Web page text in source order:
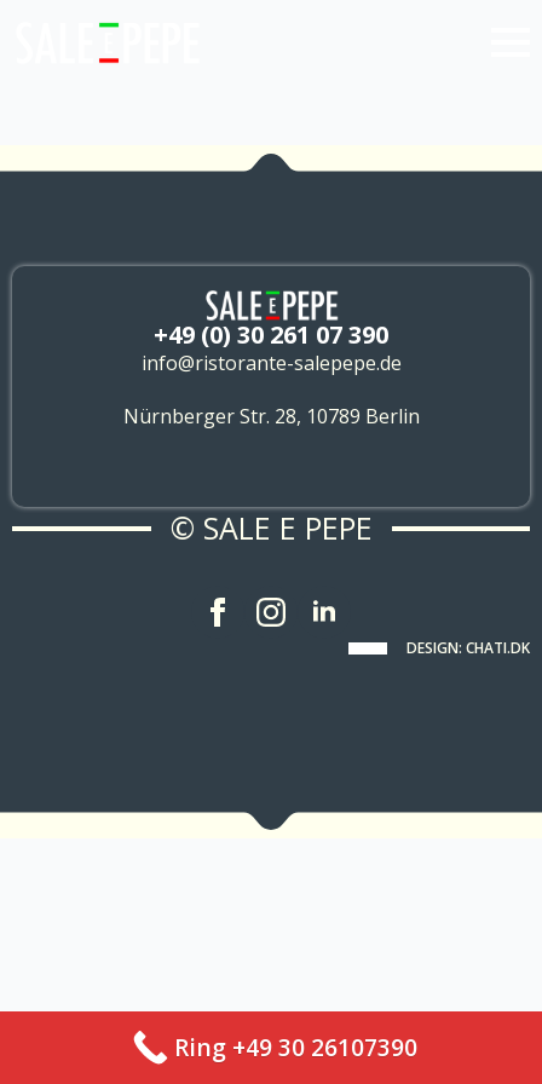
+49 (0) 30 261 07 390
info@ristorante-salepepe.de
Nürnberger Str. 28, 10789 Berlin
© SALE E PEPE
DESIGN: CHATI.DK
Ring +49 30 26107390